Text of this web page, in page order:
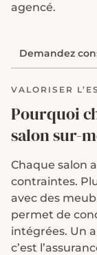
agencé.
Demandez
VALORISER
Pourquoi
salon sur-
Chaque salon
contraintes.
avec des
permet de
intégrées. Un
c’est